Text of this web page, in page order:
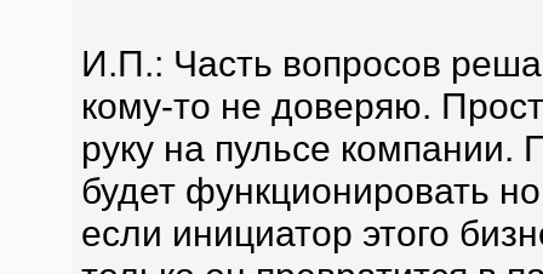
И.П.: Часть вопросов
кому-то не доверяю.
руку на пульсе компании.
будет функционировать
если инициатор этого